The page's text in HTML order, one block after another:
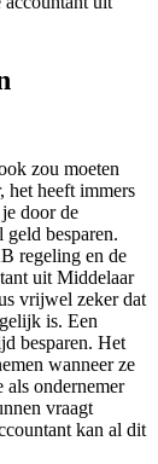
zou moeten
het heeft immers
door de
besparen.
regeling en de
uit Middelaar
vrijwel zeker dat
is. Een
besparen. Het
wanneer ze
ondernemer
vraagt
kan al dit